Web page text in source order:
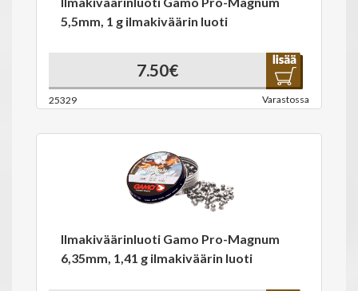
5,5mm, 1 g ilmakiväärin luoti
7.50€
25329 Varastossa
Ilmakiväärinluoti Gamo Pro-Magnum
6,35mm, 1,41 g ilmakiväärin luoti